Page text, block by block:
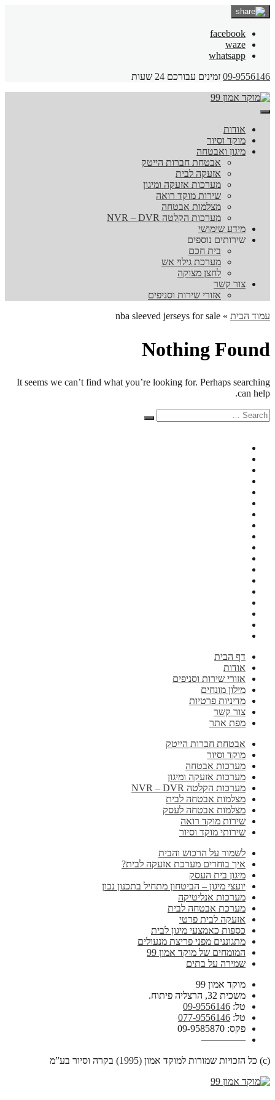
facebook
waze
whatsapp
09-9556146 זמינים עבורכם 24 שעות
אודות
מוקד וסיור
מיגון ואבטחה
אבטחת חברות הייטק
אזעקה לבית
מערכות אזעקה ומיגון
שירות מוקד רואה
מצלמות אבטחה
מערכות הקלטה NVR – DVR
מידע שימושי
שירותים נוספים
בית חכם
מערכת גילוי אש
לחצן מצוקה
צור קשר
אזורי שירות וסניפים
עמוד הבית »
nba sleeved jerseys for sale
Nothing Found
It seems we can’t find what you’re looking for. Perhaps searching
can help.
Search
for:
Search
דף הבית
אודות
אזורי שירות וסניפים
מילון מונחים
מדיניות פרטיות
צור קשר
מפת אתר
אבטחת חברות הייטק
מוקד וסיור
מערכות אבטחה
מערכות אזעקה ומיגון
מערכות הקלטה NVR – DVR
מצלמות אבטחה לבית
מצלמות אבטחה לעסק
שירות מוקד רואה
שירותי מוקד וסיור
לשמור על הרכוש והבית
איך בוחרים מערכת אזעקה לבית?
מיגון בית העסק
יועצי מיגון – הביטחון מתחיל בתכנון נכון
מערכות אנליטיקה
מערכת אבטחה לבית
אזעקה לבית פרטי
כספות כאמצעי מיגון לבית
מתגוננים מפני פריצת מנעולים
המומחים של מוקד אמון 99
שמירה על בתים
מוקד אמון 99
משכית 32, הרצליה פיתוח.
טל: 09-9556146
טל: 077-9556146
פקס: 09-9585870
————–
(c) כל הזכויות שמורות למוקד אמון (1995) בקרה וסיור בע”מ